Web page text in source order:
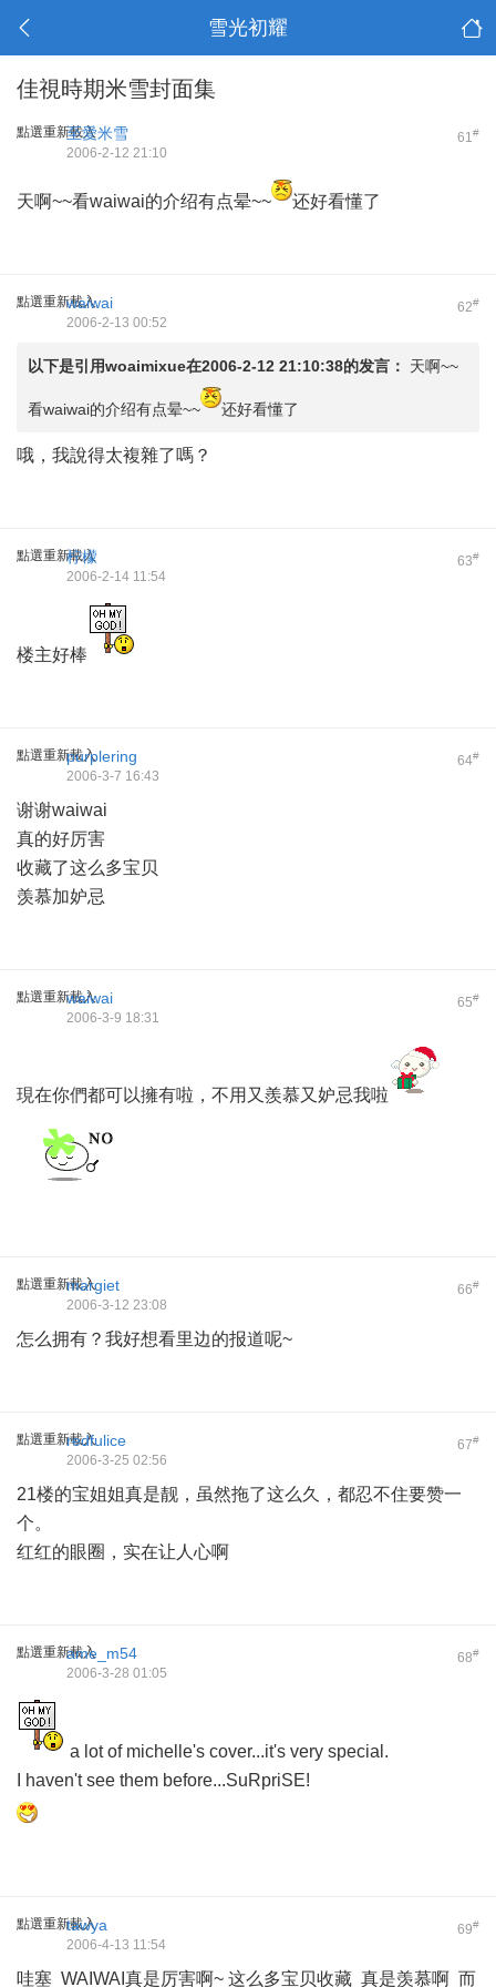
雪光初耀
佳視時期米雪封面集
點選重新載入 61#
至愛米雪
2006-2-12 21:10
天啊~~看waiwai的介绍有点晕~~ 还好看懂了
點選重新載入 62#
waiwai
2006-2-13 00:52
以下是引用woaimixue在2006-2-12 21:10:38的发言： 天啊~~
看waiwai的介绍有点晕~~ 还好看懂了
哦，我說得太複雜了嗎？
點選重新載入 63#
柠檬
2006-2-14 11:54
楼主好棒
點選重新載入 64#
purplering
2006-3-7 16:43
谢谢waiwai
真的好厉害
收藏了这么多宝贝
羡慕加妒忌
點選重新載入 65#
waiwai
2006-3-9 18:31
現在你們都可以擁有啦，不用又羨慕又妒忌我啦
點選重新載入 66#
margiet
2006-3-12 23:08
怎么拥有？我好想看里边的报道呢~
點選重新載入 67#
redfulice
2006-3-25 02:56
21楼的宝姐姐真是靓，虽然拖了这么久，都忍不住要赞一
个。
红红的眼圈，实在让人心啊
點選重新載入 68#
ame_m54
2006-3-28 01:05
a lot of michelle's cover...it's very special.
I haven't see them before...SuRpriSE!
點選重新載入 69#
tawya
2006-4-13 11:54
哇塞 WAIWAI真是厉害啊~ 这么多宝贝收藏 真是羡慕啊 而